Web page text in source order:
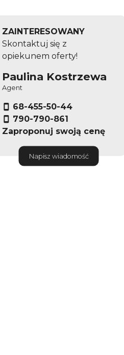
Paulina Kostrzewa
Agent
68-455-50-44
790-790-861
Napisz wiadomość
ZAINTERESOWANY
Skontaktuj się z
opiekunem oferty!
Zaproponuj swoją cenę